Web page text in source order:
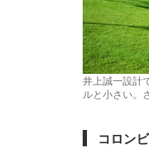
井上誠一設計
ルと小さい。
コロン